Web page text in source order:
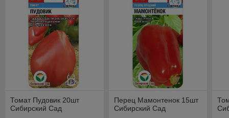
Томат Пудовик 20шт
Сибирский Сад
Перец Мамонтенок 15шт
Сибирский Сад